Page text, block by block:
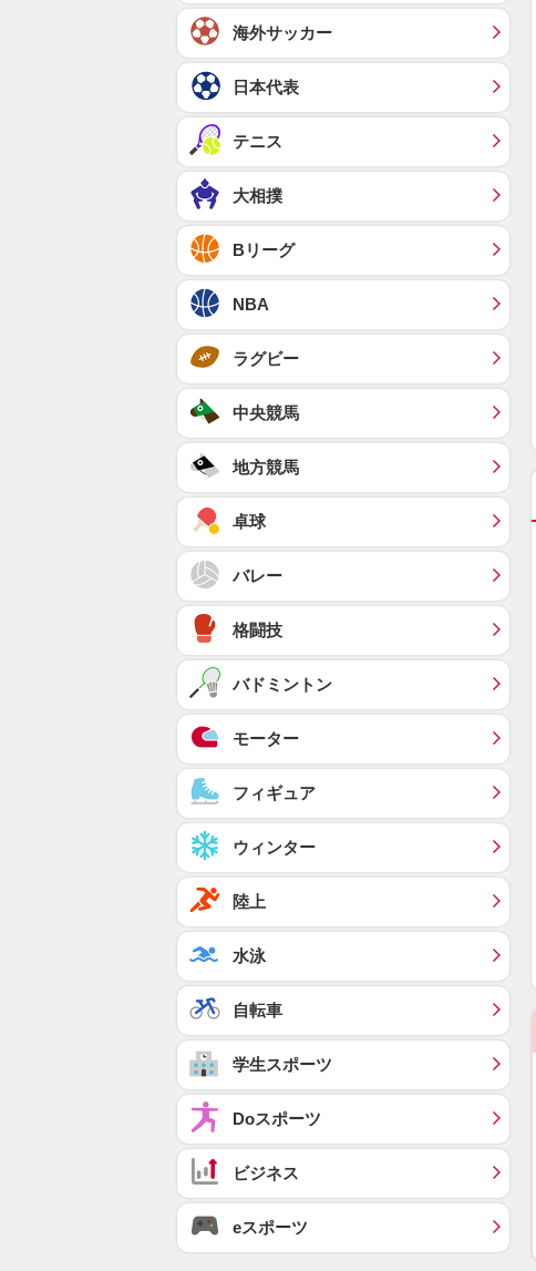
海外サッカー
日本代表
テニス
大相撲
Bリーグ
NBA
ラグビー
中央競馬
地方競馬
卓球
バレー
格闘技
バドミントン
モーター
フィギュア
ウィンター
陸上
水泳
自転車
学生スポーツ
Doスポーツ
ビジネス
eスポーツ